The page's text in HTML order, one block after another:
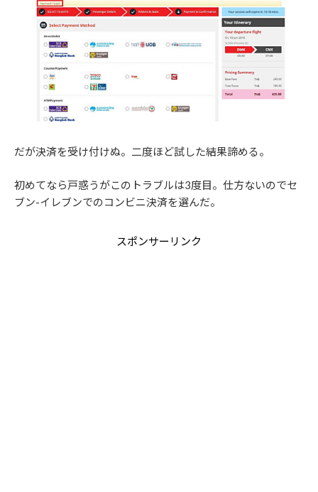
だが決済を受け付けぬ。二度ほど試した結果諦める。
初めてなら戸惑うがこのトラブルは3度目。仕方ないのでセ
ブン-イレブンでのコンビニ決済を選んだ。
スポンサーリンク